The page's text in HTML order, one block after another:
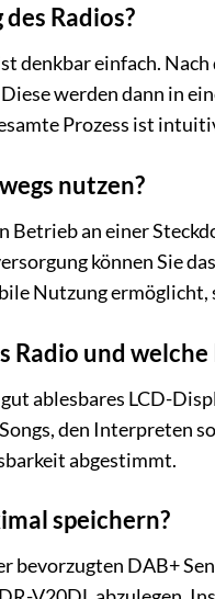
Radios?
denkbar einfach.
werden dann in
Prozess ist
nutzen?
Betrieb an einer
können Sie
Nutzung
Radio und
ablesbares LCD-
den Interpreten
abgestimmt.
speichern?
bevorzugten DAB+